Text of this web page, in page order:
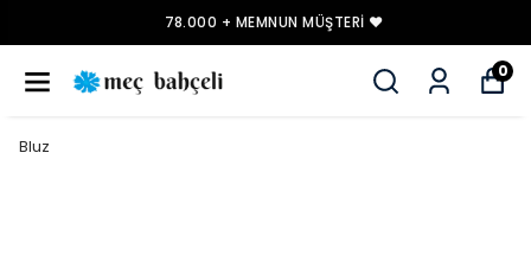
78.000 + MEMNUN MÜŞTERI ❤️
0
Bluz